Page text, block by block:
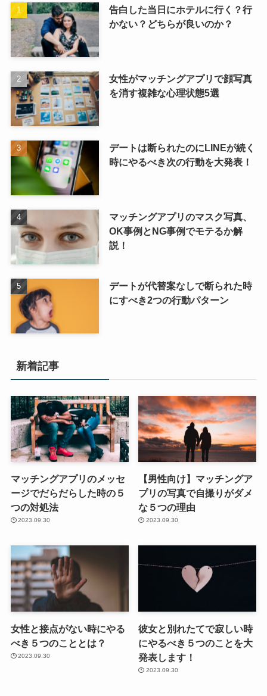
告白した当日にホテルに行く？行
かない？どちらが良いのか？
女性がマッチングアプリで顔写真
を消す複雑な心理状態5選
デートは断られたのにLINEが続く
時にやるべき次の行動を大発表！
マッチングアプリのマスク写真、
OK事例とNG事例でモテるか解
説！
デートが代替案なしで断られた時
にすべき2つの行動パターン
新着記事
マッチングアプリのメッセ
ージでだらだらした時の５
つの対処法
2023.09.30
【男性向け】マッチングア
プリの写真で自撮りがダメ
な５つの理由
2023.09.30
女性と接点がない時にやる
べき５つのこととは？
2023.09.30
彼女と別れたてで寂しい時
にやるべき５つのことを大
発表します！
2023.09.30